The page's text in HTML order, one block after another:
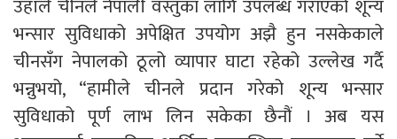
उहाँले चीनले नेपाली वस्तुका लागि उपलब्ध गराएको शून्य
भन्सार सुविधाको अपेक्षित उपयोग अझै हुन नसकेकाले
चीनसँग नेपालको ठूलो व्यापार घाटा रहेको उल्लेख गर्दै
भन्नुभयो, “हामीले चीनले प्रदान गरेको शून्य भन्सार
सुविधाको पूर्ण लाभ लिन सकेका छैनौं । अब यस